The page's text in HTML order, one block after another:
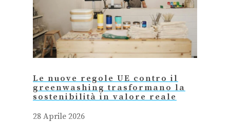
Le nuove regole UE contro il
greenwashing trasformano la
sostenibilità in valore reale
28 Aprile 2026